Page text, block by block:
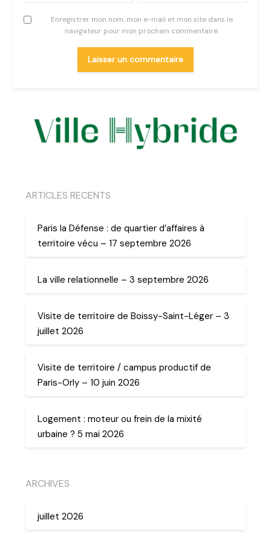
Enregistrer mon nom, mon e-mail et mon site dans le
navigateur pour mon prochain commentaire.
ARTICLES RECENTS
Paris la Défense : de quartier d’affaires à
territoire vécu – 17 septembre 2026
La ville relationnelle – 3 septembre 2026
Visite de territoire de Boissy-Saint-Léger – 3
juillet 2026
Visite de territoire / campus productif de
Paris-Orly – 10 juin 2026
Logement : moteur ou frein de la mixité
urbaine ? 5 mai 2026
ARCHIVES
juillet 2026